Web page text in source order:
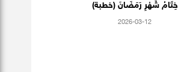
خِتَامُ شَهْرِ رَمَضَانَ (خطبة)
2026-03-12